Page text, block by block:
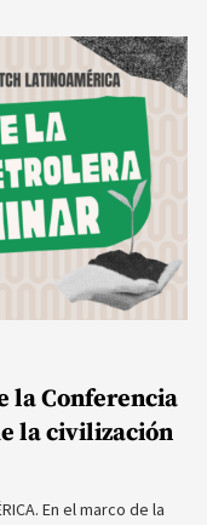
la Conferencia
la civilización
En el marco de la